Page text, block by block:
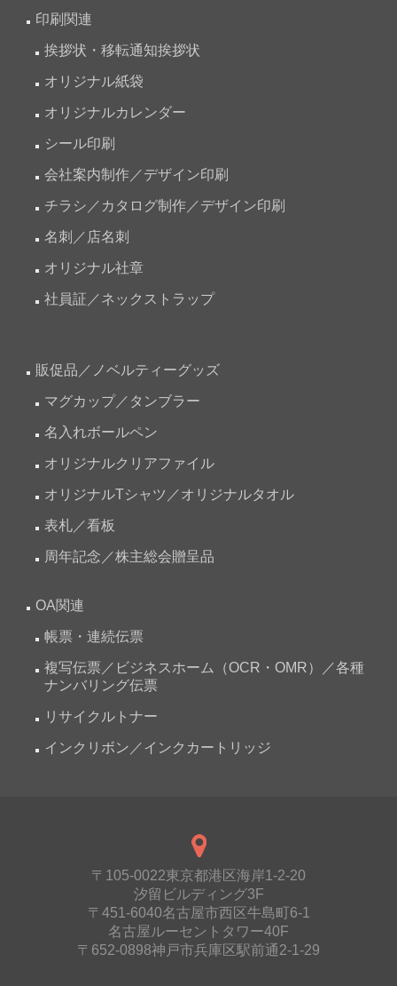
印刷関連
挨拶状・移転通知挨拶状
オリジナル紙袋
オリジナルカレンダー
シール印刷
会社案内制作／デザイン印刷
チラシ／カタログ制作／デザイン印刷
名刺／店名刺
オリジナル社章
社員証／ネックストラップ
販促品／ノベルティーグッズ
マグカップ／タンブラー
名入れボールペン
オリジナルクリアファイル
オリジナルTシャツ／オリジナルタオル
表札／看板
周年記念／株主総会贈呈品
OA関連
帳票・連続伝票
複写伝票／ビジネスホーム（OCR・OMR）／各種
ナンバリング伝票
リサイクルトナー
インクリボン／インクカートリッジ
〒105-0022東京都港区海岸1-2-20
汐留ビルディング3F
〒451-6040名古屋市西区牛島町6-1
名古屋ルーセントタワー40F
〒652-0898神戸市兵庫区駅前通2-1-29